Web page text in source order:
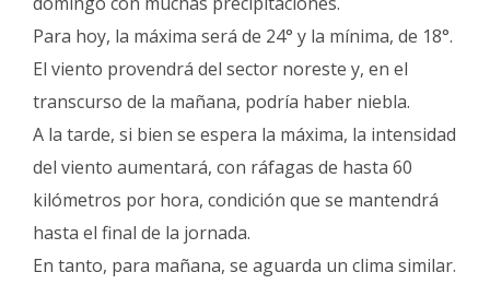
Para hoy, la máxima será de 24° y la mínima, de 18°.
El viento provendrá del sector noreste y, en el
transcurso de la mañana, podría haber niebla.
A la tarde, si bien se espera la máxima, la intensidad
del viento aumentará, con ráfagas de hasta 60
kilómetros por hora, condición que se mantendrá
hasta el final de la jornada.
En tanto, para mañana, se aguarda un clima similar.